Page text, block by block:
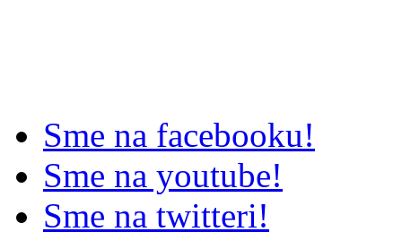
Sme na facebooku!
Sme na youtube!
Sme na twitteri!